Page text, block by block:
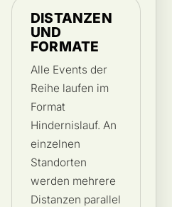
DISTANZEN
UND
FORMATE
Alle Events der
Reihe laufen im
Format
Hindernislauf. An
einzelnen
Standorten
werden mehrere
Distanzen parallel